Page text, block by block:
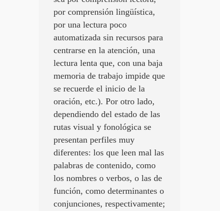
por comprensión lingüística,
por una lectura poco
automatizada sin recursos para
centrarse en la atención, una
lectura lenta que, con una baja
memoria de trabajo impide que
se recuerde el inicio de la
oración, etc.). Por otro lado,
dependiendo del estado de las
rutas visual y fonológica se
presentan perfiles muy
diferentes: los que leen mal las
palabras de contenido, como
los nombres o verbos, o las de
función, como determinantes o
conjunciones, respectivamente;